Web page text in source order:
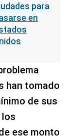
para
en
han tomado
de sus
ese monto